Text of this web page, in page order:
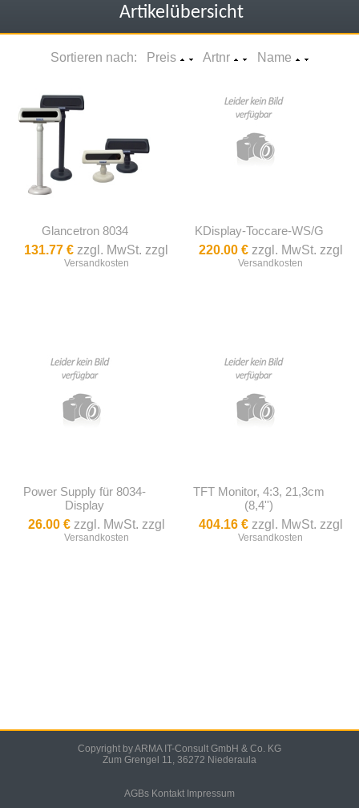
Artikelübersicht
Sortieren nach: Preis Artnr Name
Glancetron 8034
131.77 € zzgl. MwSt. zzgl
Versandkosten
KDisplay-Toccare-WS/G
220.00 €zzgl. MwSt. zzgl
Versandkosten
Power Supply für 8034-
Display
26.00 €zzgl. MwSt. zzgl
Versandkosten
TFT Monitor, 4:3, 21,3cm
(8,4'')
404.16 €zzgl. MwSt. zzgl
Versandkosten
Copyright by ARMA IT-Consult GmbH & Co. KG
Zum Grengel 11, 36272 Niederaula
AGBs Kontakt Impressum